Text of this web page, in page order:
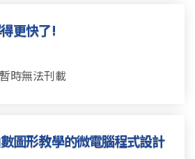
更快了!
時無法刊載
圖形教學的微電腦程式設計